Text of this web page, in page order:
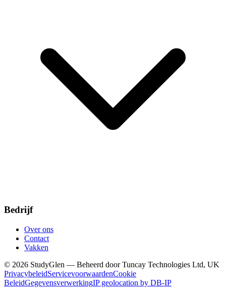
Bedrijf
Over ons
Contact
Vakken
© 2026 StudyGlen — Beheerd door Tuncay Technologies Ltd, UK
PrivacybeleidServicevoorwaardenCookie
BeleidGegevensverwerkingIP geolocation by DB-IP